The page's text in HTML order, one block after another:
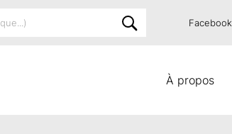
À propos
Facebook